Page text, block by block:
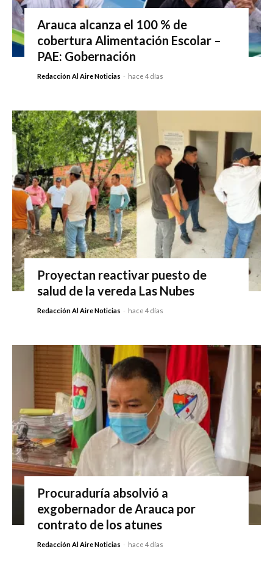
Arauca alcanza el 100 % de
cobertura Alimentación Escolar –
PAE: Gobernación
Redacción Al Aire Noticias - hace 4 días
Proyectan reactivar puesto de
salud de la vereda Las Nubes
Redacción Al Aire Noticias - hace 4 días
Procuraduría absolvió a
exgobernador de Arauca por
contrato de los atunes
Redacción Al Aire Noticias - hace 4 días